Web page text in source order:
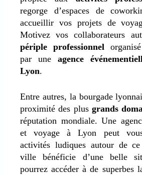
regorge d’espaces de
accueillir vos projets de
Motivez vos collaborateurs
périple professionnel
par une agence
Lyon.
Entre autres, la bourgade
proximité des plus grands
réputation mondiale. Une
et voyage à Lyon peut
activités ludiques autour de
ville bénéficie d’une belle
pourrez accéder à de superbes